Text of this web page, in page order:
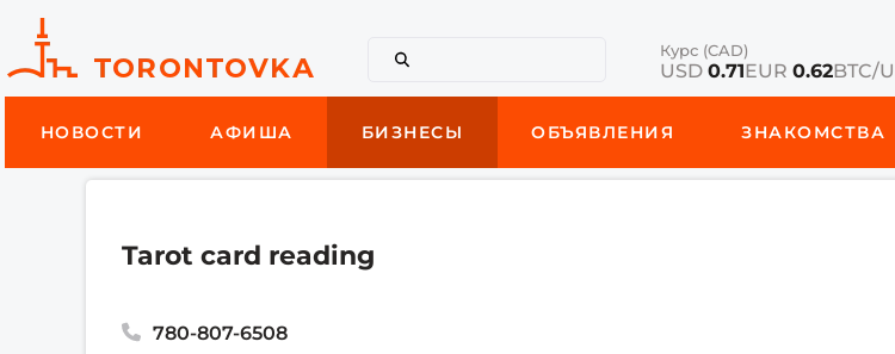
Курс (CAD)
USD 0.71EUR 0.62BTC/
НОВОСТИ АФИША БИЗНЕСЫ ОБЪЯВЛЕНИЯ ЗНАКОМСТВА
Tarot card reading
780-807-6508